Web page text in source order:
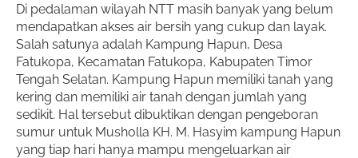
Di pedalaman wilayah NTT masih banyak yang belum
mendapatkan akses air bersih yang cukup dan layak.
Salah satunya adalah Kampung Hapun, Desa
Fatukopa, Kecamatan Fatukopa, Kabupaten Timor
Tengah Selatan. Kampung Hapun memiliki tanah yang
kering dan memiliki air tanah dengan jumlah yang
sedikit. Hal tersebut dibuktikan dengan pengeboran
sumur untuk Musholla KH. M. Hasyim kampung Hapun
yang tiap hari hanya mampu mengeluarkan air